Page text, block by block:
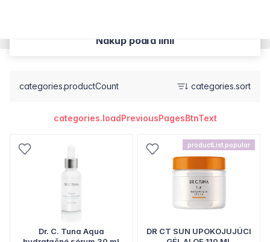
Nakúp podľa línií
categories.productCount categories.sort
categories.loadPreviousPagesBtnText
Dr. C. Tuna Aqua
productList.popular
DR CT SUN UPOKOJUJÚCI